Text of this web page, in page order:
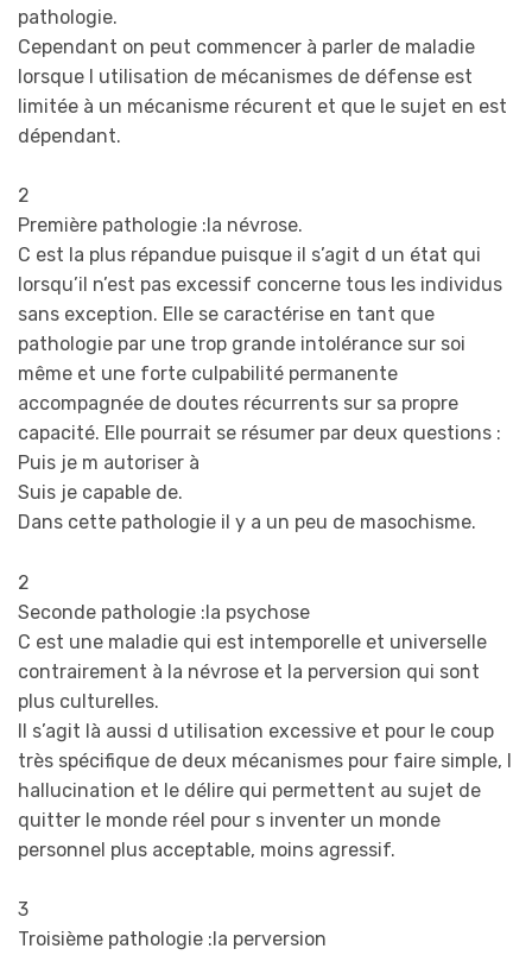
pathologie.
Cependant on peut commencer à parler de maladie
lorsque l utilisation de mécanismes de défense est
limitée à un mécanisme récurent et que le sujet en est
dépendant.
2
Première pathologie :la névrose.
C est la plus répandue puisque il s’agit d un état qui
lorsqu’il n’est pas excessif concerne tous les individus
sans exception. Elle se caractérise en tant que
pathologie par une trop grande intolérance sur soi
même et une forte culpabilité permanente
accompagnée de doutes récurrents sur sa propre
capacité. Elle pourrait se résumer par deux questions :
Puis je m autoriser à
Suis je capable de.
Dans cette pathologie il y a un peu de masochisme.
2
Seconde pathologie :la psychose
C est une maladie qui est intemporelle et universelle
contrairement à la névrose et la perversion qui sont
plus culturelles.
Il s’agit là aussi d utilisation excessive et pour le coup
très spécifique de deux mécanismes pour faire simple, l
hallucination et le délire qui permettent au sujet de
quitter le monde réel pour s inventer un monde
personnel plus acceptable, moins agressif.
3
Troisième pathologie :la perversion